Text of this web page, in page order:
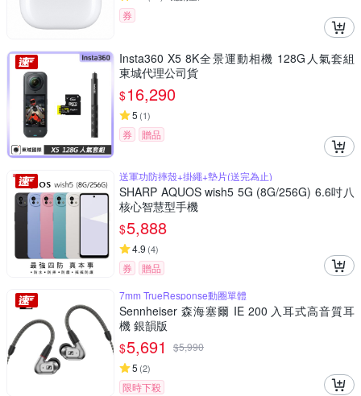
券
Insta360 X5 8K全景運動相機 128G人氣套組
東城代理公司貨
$16,290
5 (1)
券 贈品
送軍功防摔殼+掛繩+墊片(送完為止)
SHARP AQUOS wish5 5G (8G/256G) 6.6吋八
核心智慧型手機
$5,888
4.9 (4)
券
贈品
7mm TrueResponse動圈單體
Sennheiser 森海塞爾 IE 200 入耳式高音質耳
機 銀韻版
$5,691 $5,990
5 (2)
限時下殺